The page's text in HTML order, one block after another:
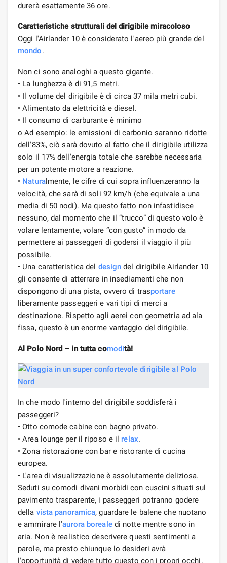
durerà esattamente 36 ore.
Caratteristiche strutturali del dirigibile miracoloso
Oggi l'Airlander 10 è considerato l'aereo più grande del
mondo.
Non ci sono analoghi a questo gigante.
• La lunghezza è di 91,5 metri.
• Il volume del dirigibile è di circa 37 mila metri cubi.
• Alimentato da elettricità e diesel.
• Il consumo di carburante è minimo
o Ad esempio: le emissioni di carbonio saranno ridotte
dell'83%, ciò sarà dovuto al fatto che il dirigibile utilizza
solo il 17% dell'energia totale che sarebbe necessaria
per un potente motore a reazione.
• Naturalmente, le cifre di cui sopra influenzeranno la
velocità, che sarà di soli 92 km/h (che equivale a una
media di 50 nodi). Ma questo fatto non infastidisce
nessuno, dal momento che il “trucco” di questo volo è
volare lentamente, volare “con gusto” in modo da
permettere ai passeggeri di godersi il viaggio il più
possibile.
• Una caratteristica del design del dirigibile Airlander 10
gli consente di atterrare in insediamenti che non
dispongono di una pista, ovvero di trasportare
liberamente passeggeri e vari tipi di merci a
destinazione. Rispetto agli aerei con geometria ad ala
fissa, questo è un enorme vantaggio del dirigibile.
Al Polo Nord – in tutta comodità!
In che modo l'interno del dirigibile soddisferà i
passeggeri?
• Otto comode cabine con bagno privato.
• Area lounge per il riposo e il relax.
• Zona ristorazione con bar e ristorante di cucina
europea.
• L'area di visualizzazione è assolutamente deliziosa.
Seduti su comodi divani morbidi con cuscini situati sul
pavimento trasparente, i passeggeri potranno godere
della vista panoramica, guardare le balene che nuotano
e ammirare l'aurora borealedi notte mentre sono in
aria. Non è realistico descrivere questi sentimenti a
parole, ma presto chiunque lo desideri avrà
l'opportunità di vedere tutto questo con i propri occhi.